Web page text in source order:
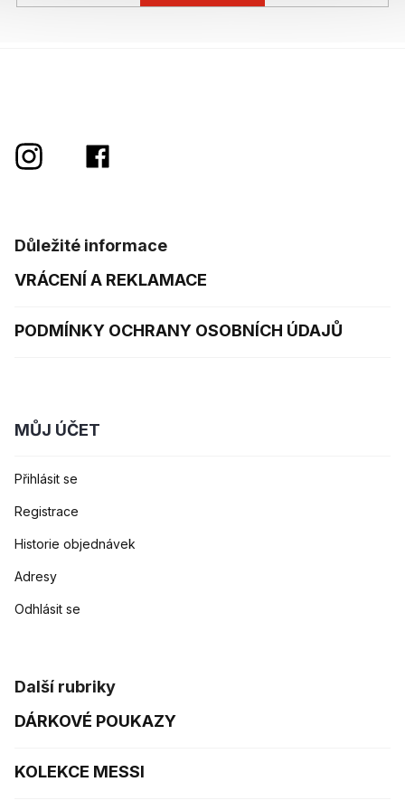
Důležité informace
VRÁCENÍ A REKLAMACE
PODMÍNKY OCHRANY OSOBNÍCH ÚDAJŮ
MŮJ ÚČET
Přihlásit se
Registrace
Historie objednávek
Adresy
Odhlásit se
Další rubriky
DÁRKOVÉ POUKAZY
KOLEKCE MESSI